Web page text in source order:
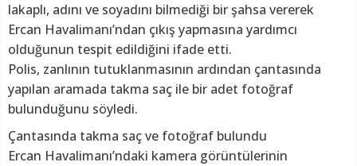
lakaplı, adını ve soyadını bilmediği bir şahsa vererek
Ercan Havalimanı’ndan çıkış yapmasına yardımcı
olduğunun tespit edildiğini ifade etti.
Polis, zanlının tutuklanmasının ardından çantasında
yapılan aramada takma saç ile bir adet fotoğraf
bulunduğunu söyledi.
Çantasında takma saç ve fotoğraf bulundu
Ercan Havalimanı’ndaki kamera görüntülerinin